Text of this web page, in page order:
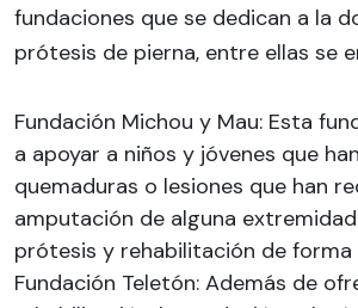
fundaciones que se dedican a la
prótesis de pierna, entre ellas se
Fundación Michou y Mau: Esta
a apoyar a niños y jóvenes que
quemaduras o lesiones que han
amputación de alguna
prótesis y rehabilitación de
Fundación Teletón: Además de